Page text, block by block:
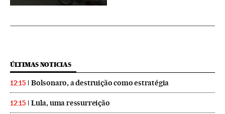
ÚLTIMAS NOTICIAS
12:15 Bolsonaro, a destruição como estratégia
12:15 Lula, uma ressurreição